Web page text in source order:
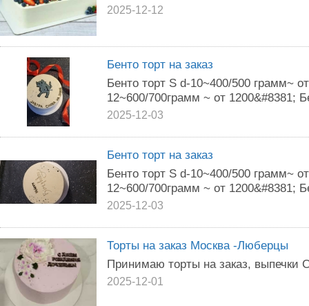
2025-12-12
Бенто торт на заказ
Бенто торт S d-10~400/500 грамм~
12~600/700грамм ~ от 1200&#8381;
2025-12-03
Бенто торт на заказ
Бенто торт S d-10~400/500 грамм~
12~600/700грамм ~ от 1200&#8381;
2025-12-03
Торты на заказ Москва -Люберцы
Принимаю торты на заказ, выпечки
2025-12-01